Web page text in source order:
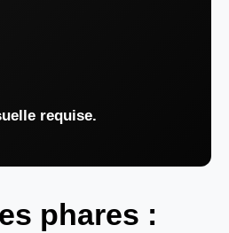
requise.
phares :